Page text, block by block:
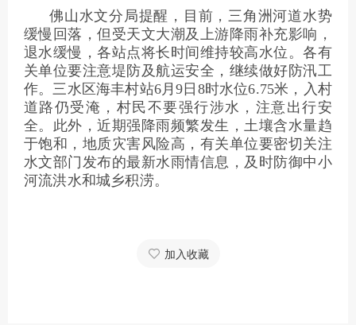
佛山水文分局提醒，目前，三角洲河道水势
缓慢回落，但受天文大潮及上游降雨补充影响，
退水缓慢，各站点将长时间维持较高水位。各有
关单位要注意堤防及航运安全，继续做好防汛工
作。三水区海丰村站6月9日8时水位6.75米，入村
道路仍受淹，村民不要强行涉水，注意出行安
全。此外，近期强降雨频繁发生，土壤含水量趋
于饱和，地质灾害风险高，有关单位要密切关注
水文部门发布的最新水雨情信息，及时防御中小
河流洪水和城乡积涝。
加入收藏